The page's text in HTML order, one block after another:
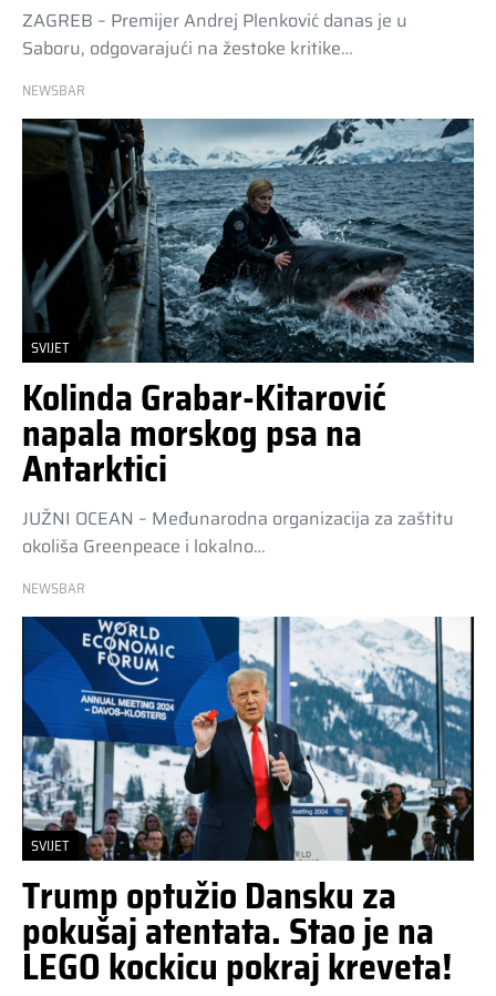
ZAGREB – Premijer Andrej Plenković danas je u
Saboru, odgovarajući na žestoke kritike…
NEWSBAR
SVIJET
Kolinda Grabar-Kitarović
napala morskog psa na
Antarktici
JUŽNI OCEAN – Međunarodna organizacija za zaštitu
okoliša Greenpeace i lokalno…
NEWSBAR
SVIJET
Trump optužio Dansku za
pokušaj atentata. Stao je na
LEGO kockicu pokraj kreveta!